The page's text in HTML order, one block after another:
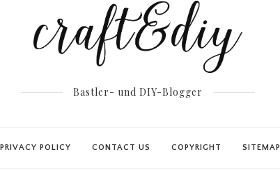
Bastler- und DIY-Blogger
PRIVACY POLICY CONTACT US COPYRIGHT SITEMAP